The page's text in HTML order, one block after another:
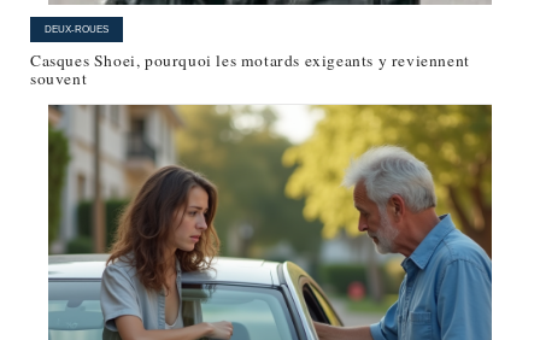
DEUX-ROUES
Casques Shoei, pourquoi les motards exigeants y reviennent
souvent